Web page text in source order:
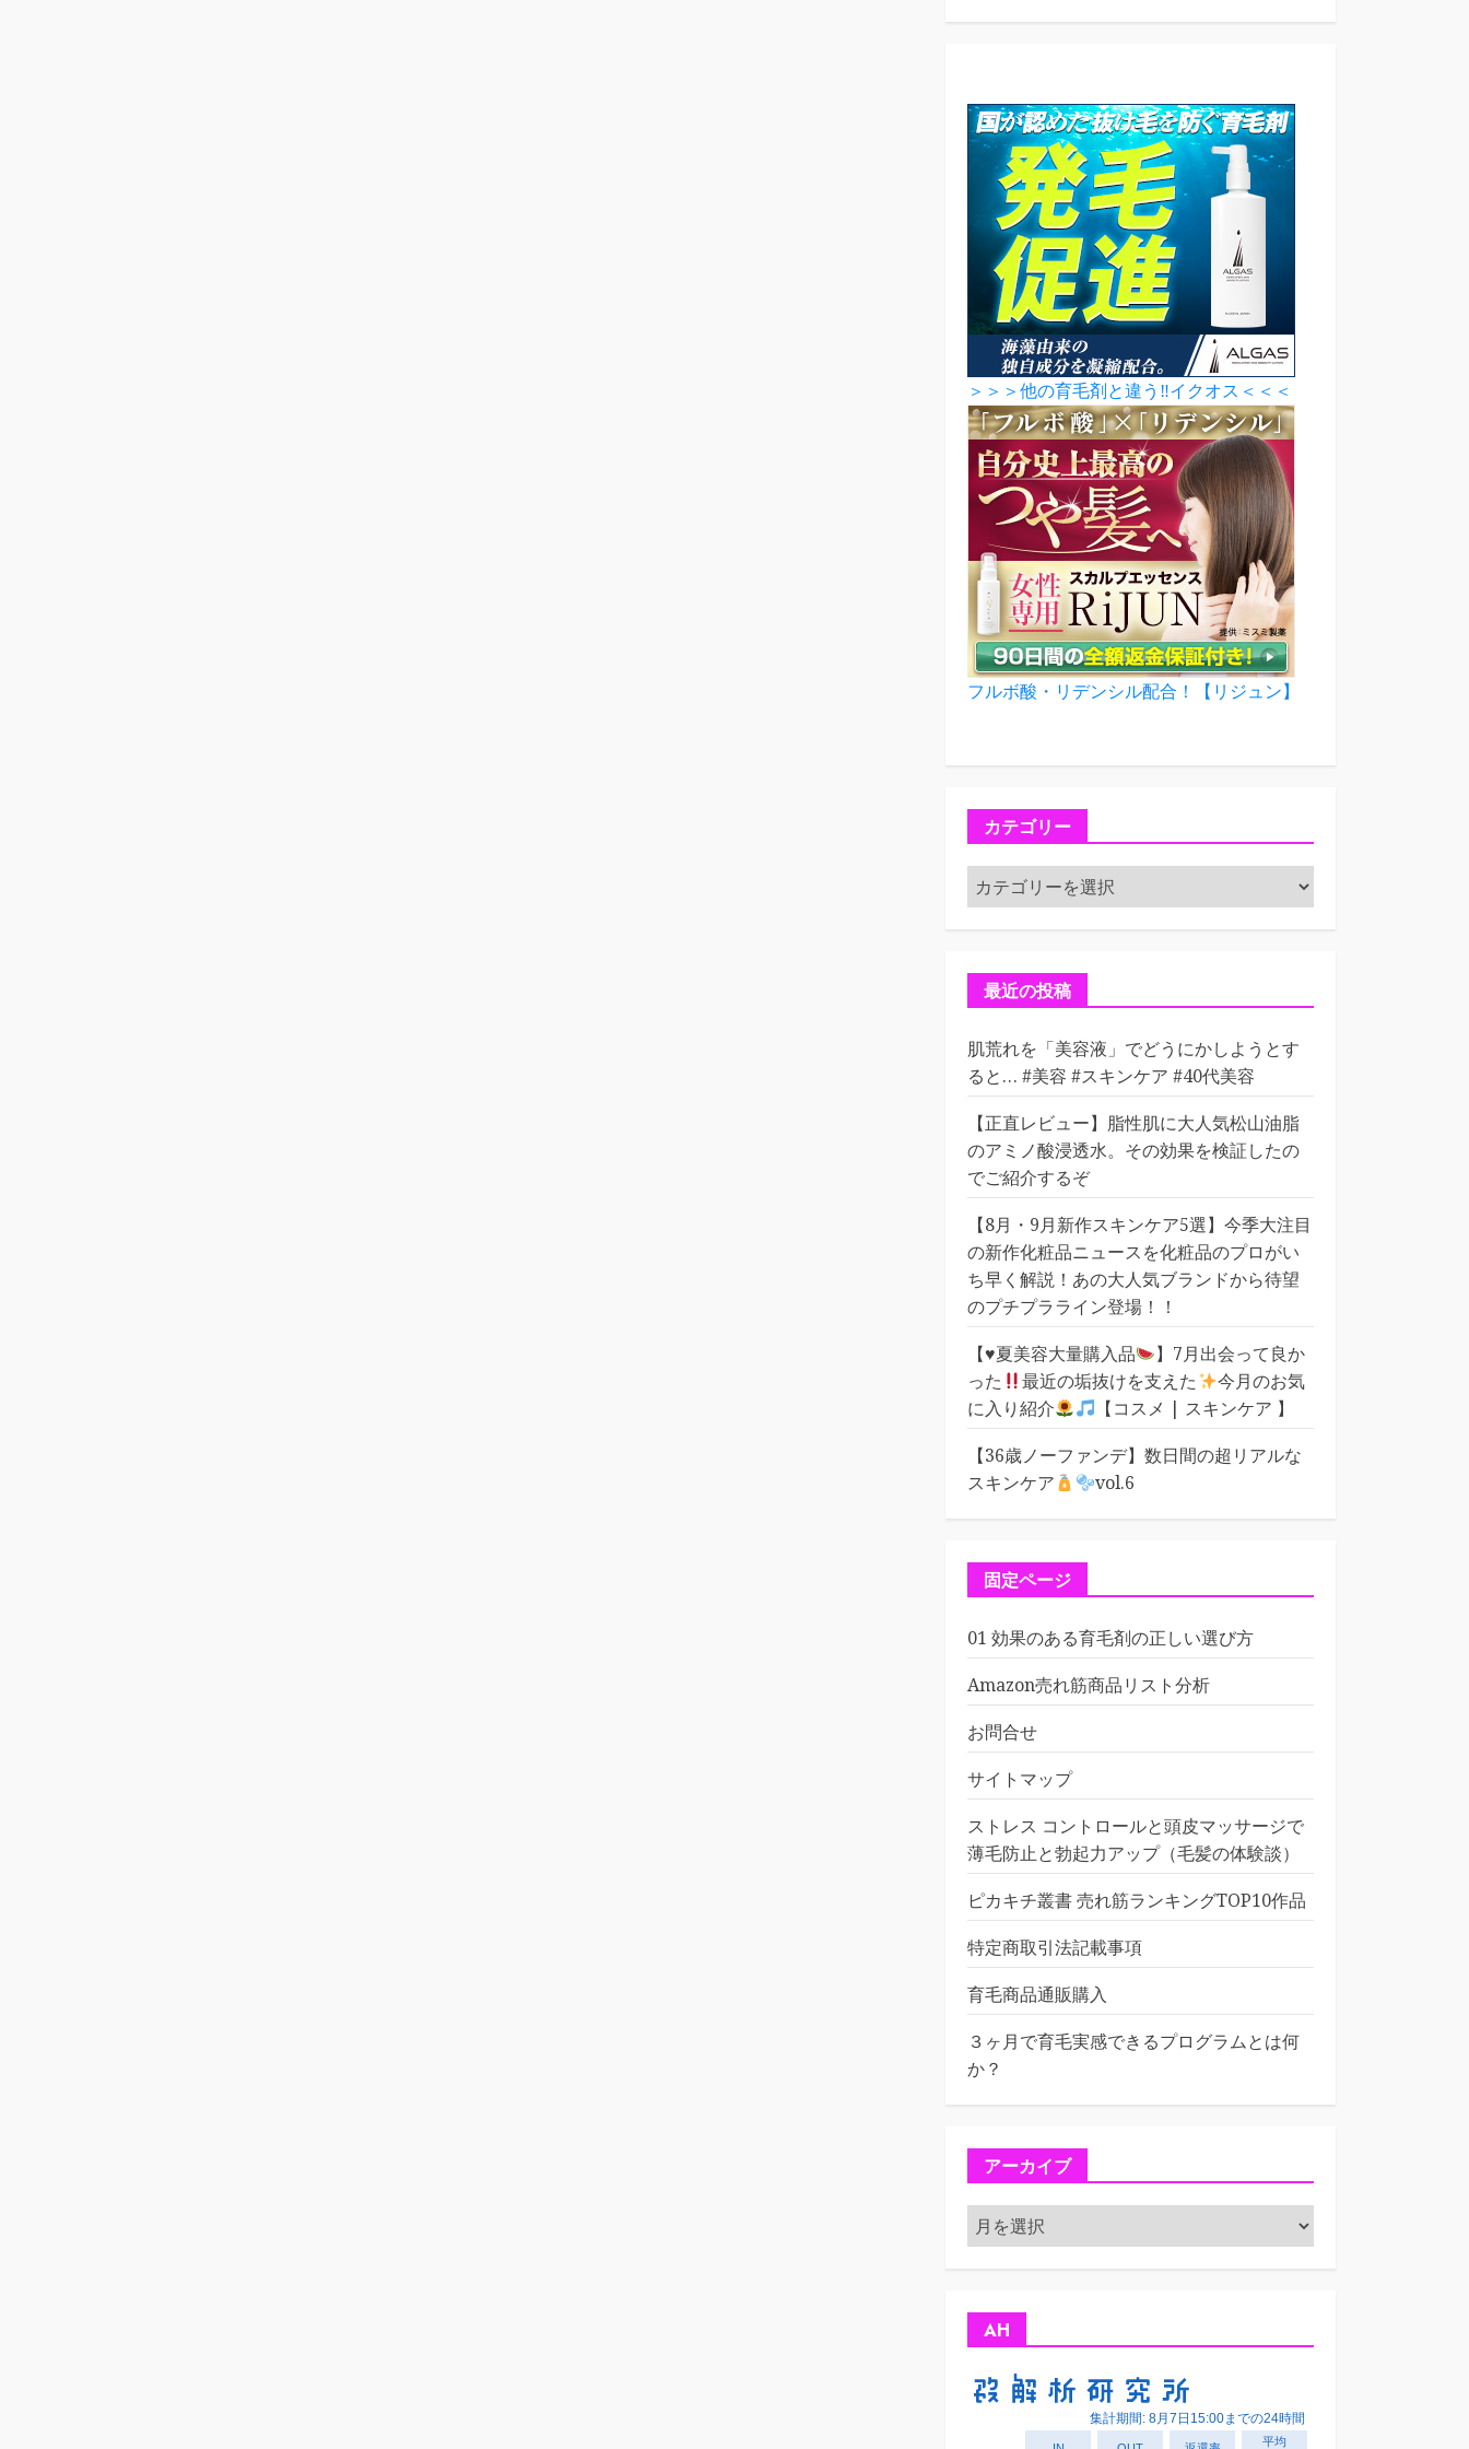
＞＞＞他の育毛剤と違う‼イクオス＜＜＜
フルボ酸・リデンシル配合！【リジュン】
カテゴリー
カ
テ
ゴ
ー最近の投稿
肌荒れを「美容液」でどうにかしようとす
ると… #美容 #スキンケア #40代美容
【正直レビュー】脂性肌に大人気松山油脂
のアミノ酸浸透水。その効果を検証したの
でご紹介するぞ
【8月・9月新作スキンケア5選】今季大注目
の新作化粧品ニュースを化粧品のプロがい
ち早く解説！あの大人気ブランドから待望
のプチプラライン登場！！
【♥️夏美容大量購入品
】7月出会って良か
った
最近の垢抜けを支えた
今月のお気
に入り紹介
【コスメ | スキンケア 】
【36歳ノーファンデ】数日間の超リアルな
スキンケア
vol.6
固定ページ
01 効果のある育毛剤の正しい選び方
Amazon売れ筋商品リスト分析
お問合せ
サイトマップ
ストレス コントロールと頭皮マッサージで
薄毛防止と勃起力アップ（毛髪の体験談）
ピカキチ叢書 売れ筋ランキングTOP10作品
特定商取引法記載事項
育毛商品通販購入
３ヶ月で育毛実感できるプログラムとは何
か？
アーカイブ
ア
ー
カ
AH